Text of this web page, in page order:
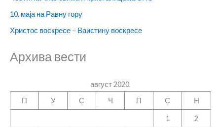
10. маја на Равну гору
Христос воскресе – Ваистину воскресе
Архива вести
август 2020.
П
У С Ч П С Н
1 2